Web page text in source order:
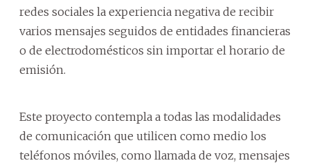
redes sociales la experiencia negativa de recibir
varios mensajes seguidos de entidades financieras
o de electrodomésticos sin importar el horario de
emisión.
Este proyecto contempla a todas las modalidades
de comunicación que utilicen como medio los
teléfonos móviles, como llamada de voz, mensajes